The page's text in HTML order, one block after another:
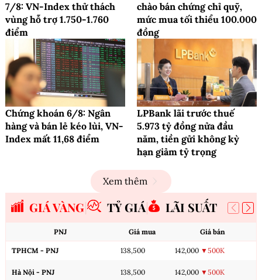
7/8: VN-Index thử thách
vùng hỗ trợ 1.750-1.760
điểm
chào bán chứng chỉ quỹ,
mức mua tối thiểu 100.000
đồng
Chứng khoán 6/8: Ngân
hàng và bán lẻ kéo lùi, VN-
Index mất 11,68 điểm
LPBank lãi trước thuế
5.973 tỷ đồng nửa đầu
năm, tiền gửi không kỳ
hạn giảm tỷ trọng
Xem thêm
GIÁ VÀNG TỶ GIÁ LÃI SUẤT
PNJ Giá mua Giá bán
TPHCM - PNJ 138,500 142,000 ▼500K
Hà Nội - PNJ 138,500 142,000 ▼500K